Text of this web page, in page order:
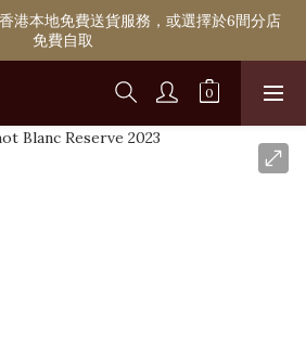
港本地免費送貨服務，或選擇於6間分店
免費自取
港本地免費送貨服務，或選擇於6間分店
免費自取
滿 HK$2,000 即可成為Ponti VIP
港本地免費送貨服務，或選擇於6間分店